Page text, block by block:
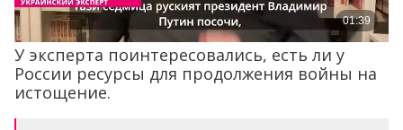
У эксперта поинтересовались, есть ли у
России ресурсы для продолжения войны на
истощение.